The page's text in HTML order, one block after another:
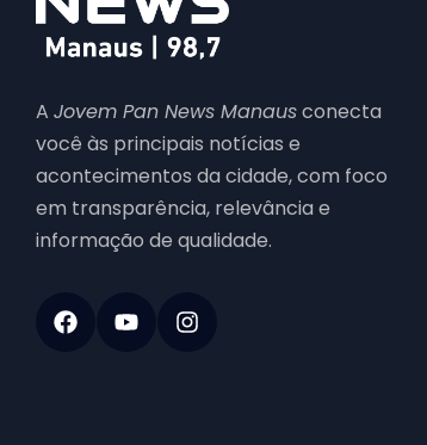
A Jovem Pan News Manausconecta
você às principais notícias e
acontecimentos da cidade, com foco
em transparência, relevância e
informação de qualidade.